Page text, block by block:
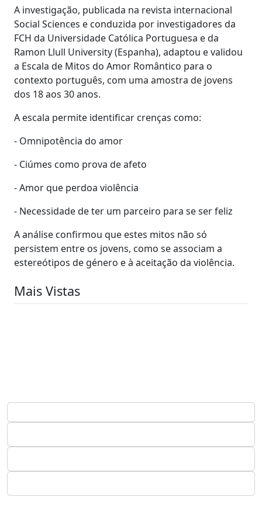
A investigação, publicada na revista internacional
Social Sciences e conduzida por investigadores da
FCH da Universidade Católica Portuguesa e da
Ramon Llull University (Espanha), adaptou e validou
a Escala de Mitos do Amor Romântico para o
contexto português, com uma amostra de jovens
dos 18 aos 30 anos.
A escala permite identificar crenças como:
- Omnipotência do amor
- Ciúmes como prova de afeto
- Amor que perdoa violência
- Necessidade de ter um parceiro para se ser feliz
A análise confirmou que estes mitos não só
persistem entre os jovens, como se associam a
estereótipos de género e à aceitação da violência.
Mais Vistas